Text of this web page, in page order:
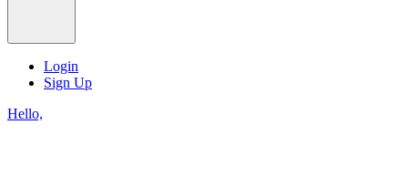
Login
Sign Up
Hello,